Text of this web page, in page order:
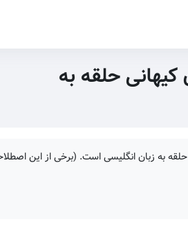
کیهانی حلقه به
به زبان انگلیسی است. (برخی از این